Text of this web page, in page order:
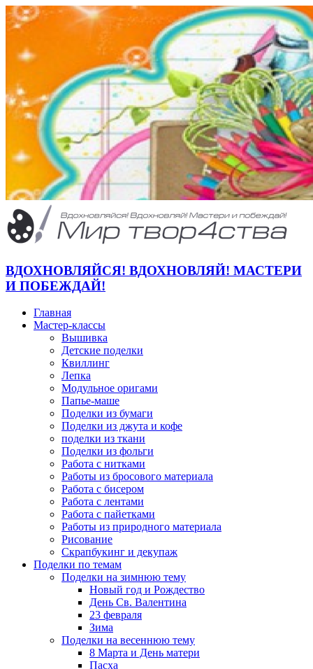
ВДОХНОВЛЯЙСЯ! ВДОХНОВЛЯЙ! МАСТЕРИ
И ПОБЕЖДАЙ!
Главная
Мастер-классы
Вышивка
Детские поделки
Квиллинг
Лепка
Модульное оригами
Папье-маше
Поделки из бумаги
Поделки из джута и кофе
поделки из ткани
Поделки из фольги
Работа с нитками
Работы из бросового материала
Работа с бисером
Работа с лентами
Работа с пайетками
Работы из природного материала
Рисование
Скрапбукинг и декупаж
Поделки по темам
Поделки на зимнюю тему
Новый год и Рождество
День Св. Валентина
23 февраля
Зима
Поделки на весеннюю тему
8 Марта и День матери
Пасха